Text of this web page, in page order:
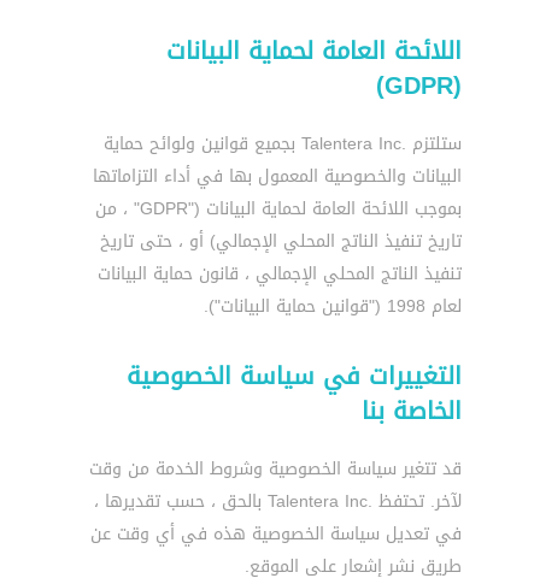
اللائحة العامة لحماية البيانات
(GDPR)
ستلتزم .Talentera Inc بجميع قوانين ولوائح حماية
البيانات والخصوصية المعمول بها في أداء التزاماتها
بموجب اللائحة العامة لحماية البيانات ("GDPR" ، من
تاريخ تنفيذ الناتج المحلي الإجمالي) أو ، حتى تاريخ
تنفيذ الناتج المحلي الإجمالي ، قانون حماية البيانات
لعام 1998 ("قوانين حماية البيانات").
التغييرات في سياسة الخصوصية
الخاصة بنا
قد تتغير سياسة الخصوصية وشروط الخدمة من وقت
لآخر. تحتفظ .Talentera Inc بالحق ، حسب تقديرها ،
في تعديل سياسة الخصوصية هذه في أي وقت عن
طريق نشر إشعار على الموقع.